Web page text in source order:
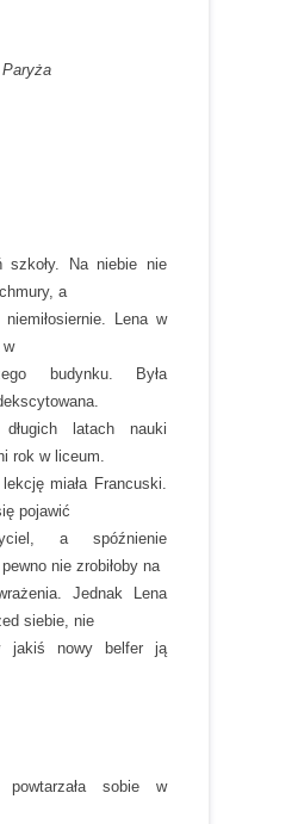
szkoły. Na niebie nie
a
niemiłosiernie. Lena w
w
budynku. Była
latach nauki
rok w liceum.
miała Francuski.
pojawić
a spóźnienie
nie zrobiłoby na
Jednak Lena
siebie, nie
jakiś nowy belfer ją
sobie w